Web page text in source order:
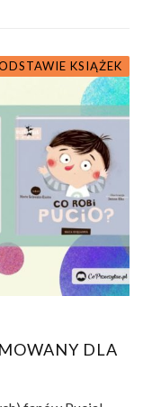
KSIĄŻEK
DLA